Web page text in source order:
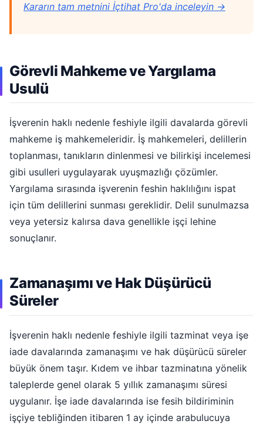
Kararın tam metnini İçtihat Pro'da inceleyin →
Görevli Mahkeme ve Yargılama
Usulü
İşverenin haklı nedenle feshiyle ilgili davalarda görevli
mahkeme iş mahkemeleridir. İş mahkemeleri, delillerin
toplanması, tanıkların dinlenmesi ve bilirkişi incelemesi
gibi usulleri uygulayarak uyuşmazlığı çözümler.
Yargılama sırasında işverenin feshin haklılığını ispat
için tüm delillerini sunması gereklidir. Delil sunulmazsa
veya yetersiz kalırsa dava genellikle işçi lehine
sonuçlanır.
Zamanaşımı ve Hak Düşürücü
Süreler
İşverenin haklı nedenle feshiyle ilgili tazminat veya işe
iade davalarında zamanaşımı ve hak düşürücü süreler
büyük önem taşır. Kıdem ve ihbar tazminatına yönelik
taleplerde genel olarak 5 yıllık zamanaşımı süresi
uygulanır. İşe iade davalarında ise fesih bildiriminin
işçiye tebliğinden itibaren 1 ay içinde arabulucuya